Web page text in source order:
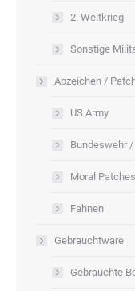
2. Weltkrieg
Sonstige
Abzeichen /
US Army
Bundeswehr
Moral Patches
Fahnen
Gebrauchtware
Gebrauchte